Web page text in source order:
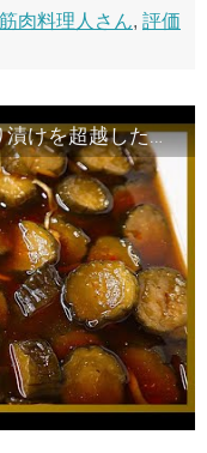
肉料理人さん, 評価
【永久保存版】今までのきゅうり漬けを超越した『極きゅうりのQちゃん漬け』の作り方